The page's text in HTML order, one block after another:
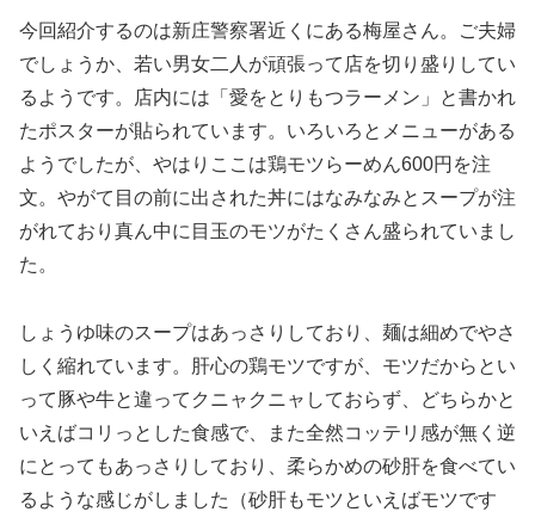
今回紹介するのは新庄警察署近くにある梅屋さん。ご夫婦
でしょうか、若い男女二人が頑張って店を切り盛りしてい
るようです。店内には「愛をとりもつラーメン」と書かれ
たポスターが貼られています。いろいろとメニューがある
ようでしたが、やはりここは鶏モツらーめん600円を注
文。やがて目の前に出された丼にはなみなみとスープが注
がれており真ん中に目玉のモツがたくさん盛られていまし
た。
しょうゆ味のスープはあっさりしており、麺は細めでやさ
しく縮れています。肝心の鶏モツですが、モツだからとい
って豚や牛と違ってクニャクニャしておらず、どちらかと
いえばコリっとした食感で、また全然コッテリ感が無く逆
にとってもあっさりしており、柔らかめの砂肝を食べてい
るような感じがしました（砂肝もモツといえばモツです